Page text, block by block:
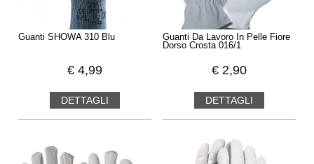
Guanti SHOWA 310 Blu
€ 4,99
DETTAGLI
Guanti Da Lavoro In Pelle Fiore
Dorso Crosta 016/1
€ 2,90
DETTAGLI